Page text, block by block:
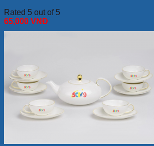
Rated 5 out of 5
65,000 VNĐ